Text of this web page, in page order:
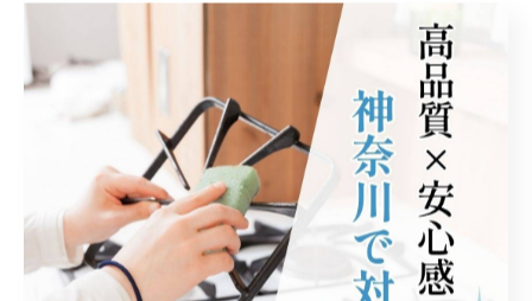
適な方法を選ぶことが、失敗を防ぐ第一歩です。
例えば、フィルター掃除は最も手軽ですが、エアコン内
部のカビやホコリを完全に取り除くことはできません。
一方、エアコン掃除スプレーを使えば熱交換器の表面の
汚れを落とせますが、スプレーの成分が内部に残ること
で故障の原因になることもあります。分解洗浄は徹底的
に清掃できますが、構造を誤って壊してしまうリスクが
高いので注意が必要です。